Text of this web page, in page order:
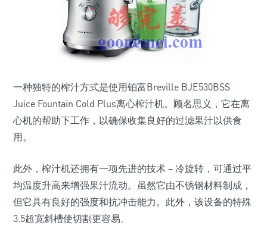
一种独特的榨汁方式是使用铂富Breville BJE530BSS
Juice Fountain Cold Plus离心榨汁机。顾名思义，它在离
心机的帮助下工作，以确保收集良好的过滤果汁以供食
用。
此外，榨汁机还拥有一项先进的技术 – 冷旋转，可通过平
均温度升高来增强果汁流动。虽然它由不锈钢材料制成，
但它具有良好的强度和抗冲击能力。此外，该设备的特殊
3.5超宽斜槽使切割更容易。